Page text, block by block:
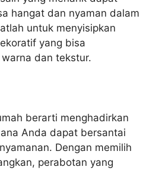
hangat dan nyaman dalam
untuk menyisipkan
yang bisa
dan tekstur.
berarti menghadirkan
Anda dapat bersantai
Dengan memilih
perabotan yang